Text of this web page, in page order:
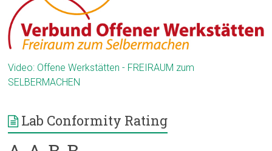
Video: Offene Werkstätten - FREIRAUM zum
SELBERMACHEN
Lab Conformity Rating